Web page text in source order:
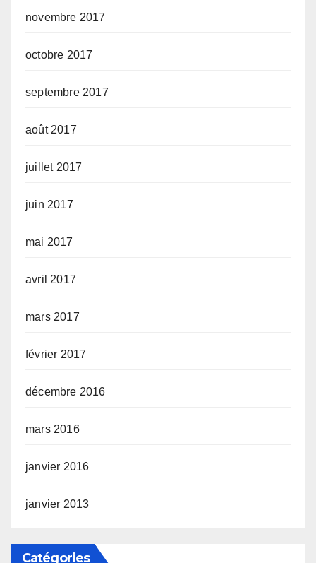
novembre 2017
octobre 2017
septembre 2017
août 2017
juillet 2017
juin 2017
mai 2017
avril 2017
mars 2017
février 2017
décembre 2016
mars 2016
janvier 2016
janvier 2013
Catégories